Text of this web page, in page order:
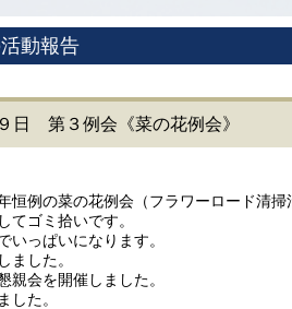
動報告
日 第３例会《菜の花例会》
恒例の菜の花例会（フラワーロード清掃
てゴミ拾いです。
いっぱいになります。
ました。
親会を開催しました。
した。